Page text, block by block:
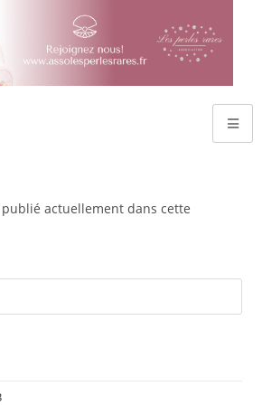
publié actuellement dans cette